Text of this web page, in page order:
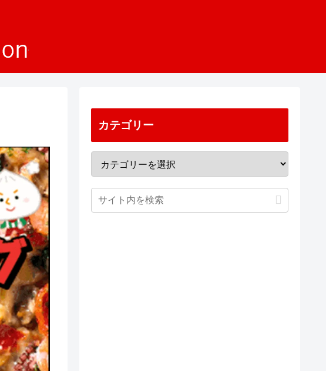
カテゴリー